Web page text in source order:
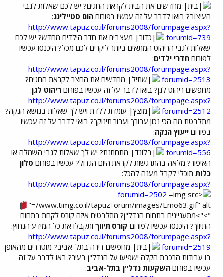
מחדשים את הבית לקראת החגים? יש לכם שאלות לגבי
העיצוב? בואו לדבר על זה עכשיו בפורום הום סטיילינג:
http://www.tapuz.co.il/forums2008/forumpage.aspx?
forumid=739
מעצבים את חדר הילדים מחדש? יש לכם
שאלות לגבי הריהוט המתאים ביותר ליקרים לכם מכל? היכנסו עכשיו
לפורום חדרי ילדים:
http://www.tapuz.co.il/forums2008/forumpage.aspx?
forumid=2513
מחדשים את החצר לקראת החגים?
מחפשים ריהוט לגן? בואו לדבר על זה עכשיו בפורום ריהוט לגן:
http://www.tapuz.co.il/forums2008/forumpage.aspx?
forumid=2512
עומדת ללדת ויש לך שאלות בנושא הנקה?
מתלבטת מה הכי נכון עבורך ועבור תינוקך? בואי לדבר על זה עכשיו
בפורום ייעוץ הנקה:
http://www.tapuz.co.il/forums2008/forumpage.aspx?
forumid=556
מתחתנת? יש לך שאלות לגבי השמלה או
האיפור? מלאה בהתרגשות לקראת היום הגדול? עכשיו בפורום סלון
כלות תוכלי לקבל מענה להכל:
http://www.tapuz.co.il/forums2008/forumpage.aspx?
forumid=2502
/www.timg.co.il/tapuzForum/images/Emo63.gif" alt="
">">מתעניינים בתחום הנדל"ן? מתלבטים איזה קורס לקחת בתחום
התיווך? היכנסו עכשיו לפורום קורס תיווך ותקבלו את כל המידע הנחוץ:
http://www.tapuz.co.il/forums2008/forumpage.aspx?
forumid=2519
מחפשים דירה בתל-אביב? מוטרדים מהאופן
בו עבודות הרכבת הקלה ישפיעו על הנדל"ן בעיר? באו לדבר על זה
עכשיו בפורום השקעות נדל"ן בתל-אביב: